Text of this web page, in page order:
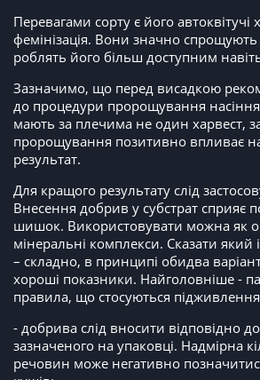
Перевагами сорту є його автоквітучі
фемінізація. Вони значно спрощують
роблять його більш доступним
Зазначимо, що перед висадкою
до процедури пророщування
мають за плечима не один харвест,
пророщування позитивно впливає
результат.
Для кращого результату слід
Внесення добрив у субстрат сприяє
шишок. Використовувати можна як
мінеральні комплекси. Сказати який
– складно, в принципі обидва
хороші показники. Найголовніше -
правила, що стосуються
- добрива слід вносити відповідно
зазначеного на упаковці. Надмірна
речовин може негативно